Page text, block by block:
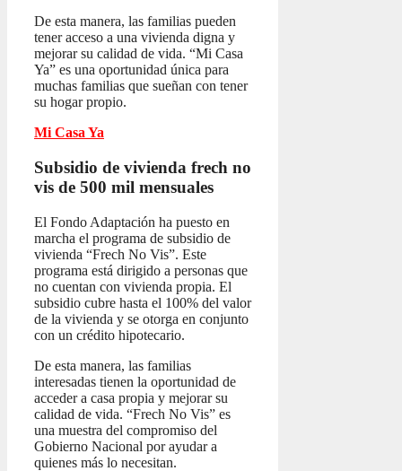
De esta manera, las familias pueden
tener acceso a una vivienda digna y
mejorar su calidad de vida. “Mi Casa
Ya” es una oportunidad única para
muchas familias que sueñan con tener
su hogar propio.
Mi Casa Ya
Subsidio de vivienda frech no
vis de 500 mil mensuales
El Fondo Adaptación ha puesto en
marcha el programa de subsidio de
vivienda “Frech No Vis”. Este
programa está dirigido a personas que
no cuentan con vivienda propia. El
subsidio cubre hasta el 100% del valor
de la vivienda y se otorga en conjunto
con un crédito hipotecario.
De esta manera, las familias
interesadas tienen la oportunidad de
acceder a casa propia y mejorar su
calidad de vida. “Frech No Vis” es
una muestra del compromiso del
Gobierno Nacional por ayudar a
quienes más lo necesitan.